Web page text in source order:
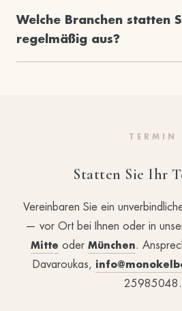
Welche Branchen statten
regelmäßig aus?
TERMIN
Statten Sie Ihr
Vereinbaren Sie ein
— vor Ort bei Ihnen oder in
Mitte oder München.
Davaroukas,
25985048.